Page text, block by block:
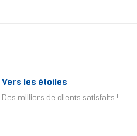
Vers les étoiles
Des milliers de clients satisfaits !